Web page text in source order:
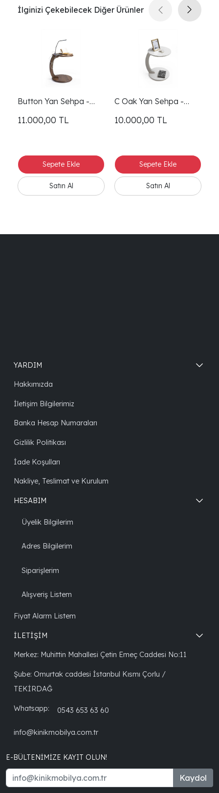
İlginizi Çekebilecek Diğer Ürünler
Button Yan Sehpa -
11.000,00 TL
C Oak Yan Sehpa -
10.000,00 TL
YARDIM
Hakkımızda
İletişim Bilgilerimiz
Banka Hesap Numaraları
Gizlilik Politikası
İade Koşulları
Nakliye, Teslimat ve Kurulum
HESABIM
Üyelik Bilgilerim
Adres Bilgilerim
Siparişlerim
Alışveriş Listem
Fiyat Alarm Listem
İLETİŞİM
Merkez: Muhittin Mahallesi Çetin Emeç Caddesi No:11
Şube: Omurtak caddesi İstanbul Kısmı Çorlu /
TEKİRDAĞ
Whatsapp: 0543 653 63 60
info@kinikmobilya.com.tr
E-BÜLTENIMIZE KAYIT OLUN!
Kaydol